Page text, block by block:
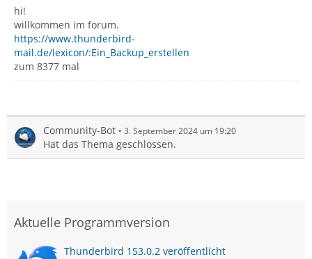
hi!
willkommen im forum.
https://www.thunderbird-
mail.de/lexicon/:Ein_Backup_erstellen
zum 8377 mal
Community-Bot 3. September 2024 um 19:20
Hat das Thema geschlossen.
Aktuelle Programmversion
Thunderbird 153.0.2 veröffentlicht